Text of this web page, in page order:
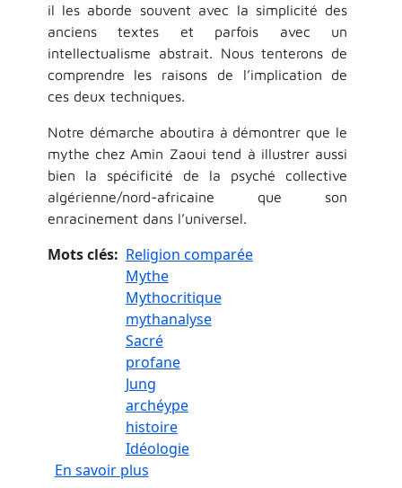
il les aborde souvent avec la simplicité des
anciens textes et parfois avec un
intellectualisme abstrait. Nous tenterons de
comprendre les raisons de l’implication de
ces deux techniques.
Notre démarche aboutira à démontrer que le
mythe chez Amin Zaoui tend à illustrer aussi
bien la spécificité de la psyché collective
algérienne/nord-africaine que son
enracinement dans l’universel.
Mots clés
Religion comparée
Mythe
Mythocritique
mythanalyse
Sacré
profane
Jung
archéype
histoire
Idéologie
En savoir plussur Le symbole et le mythe dans